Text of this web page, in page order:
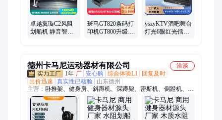
卓越翼璇C2风阻
划船机 静音智能
斑马GT820条码打
印机GT800升级款
yszyKTV酒吧舞台
灯光6眼红光镭射
德州卡马尼运动器材有限公司
洽谈
1年 厂 安心购 综合体验L1
回复及时
出价迅速
真实性已核验
山东德州
主营： 卧推架、健身房、斜蹲机、深蹲架、密斯机、倒蹬机、训
练架、杠铃片架、健身塑形、健身器械、肌肉塑形、肌肉塑型、
肩部肌肉、背肌塑形、健身器材、可调腹肌板、小腿训练器、深
蹲训练器、商用跑步机、壶铃收纳架、杠铃杆收纳架、商用健身